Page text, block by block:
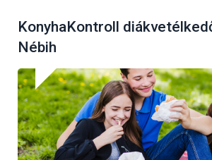
KonyhaKontroll
Nébih